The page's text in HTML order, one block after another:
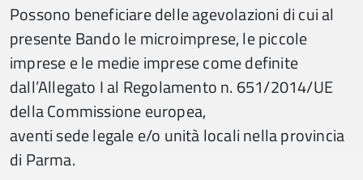
Possono beneficiare delle agevolazioni di cui al
presente Bando le microimprese, le piccole
imprese e le medie imprese come definite
dall’Allegato I al Regolamento n. 651/2014/UE
della Commissione europea,
aventi sede legale e/o unità locali nella provincia
di Parma.